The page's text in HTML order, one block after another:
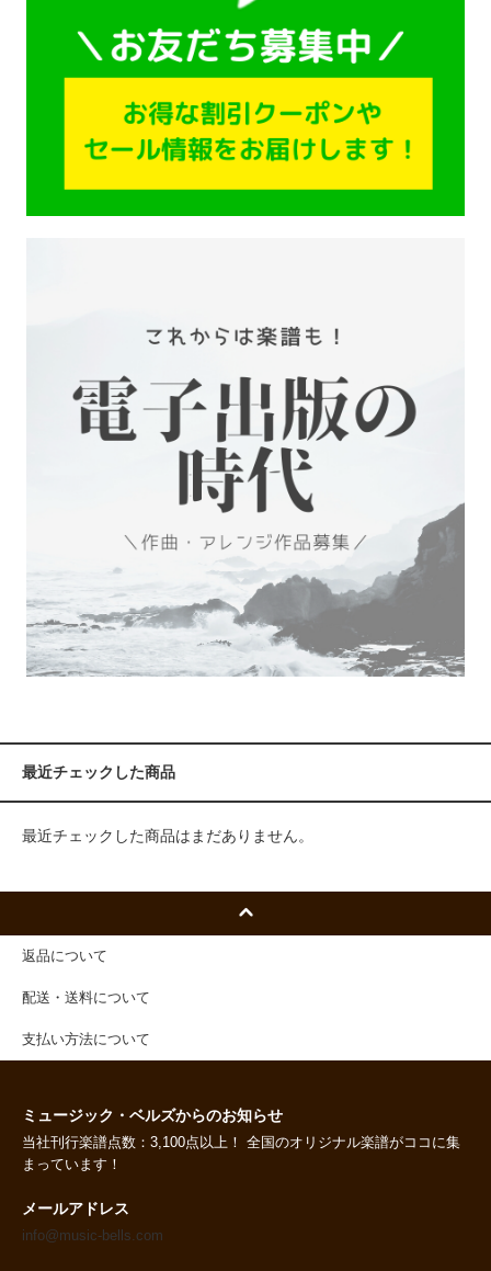
最近チェックした商品
最近チェックした商品はまだありません。
返品について
配送・送料について
支払い方法について
ミュージック・ベルズからのお知らせ
当社刊行楽譜点数：3,100点以上！ 全国のオリジナル楽譜がココに集
まっています！
メールアドレス
info@music-bells.com